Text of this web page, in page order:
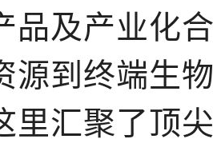
品及产业化
源到终端生
里汇聚了顶